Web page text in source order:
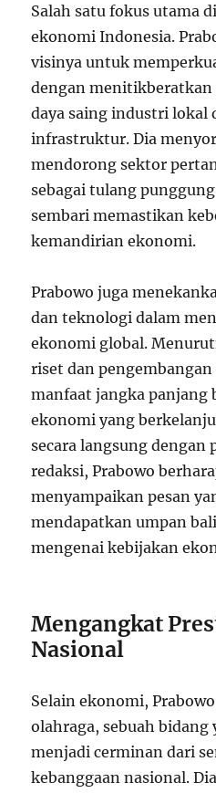
Salah satu fokus utama
ekonomi Indonesia.
visinya untuk
dengan menitikberatkan
daya saing industri lokal
infrastruktur. Dia
mendorong sektor
sebagai tulang
sembari memastikan
kemandirian ekonomi.
Prabowo juga
dan teknologi dalam
ekonomi global.
riset dan
manfaat jangka panjang
ekonomi yang
secara langsung dengan
redaksi, Prabowo
menyampaikan pesan
mendapatkan umpan
mengenai kebijakan
Mengangkat
Nasional
Selain ekonomi,
olahraga, sebuah bidang
menjadi cerminan dari
kebanggaan nasional.